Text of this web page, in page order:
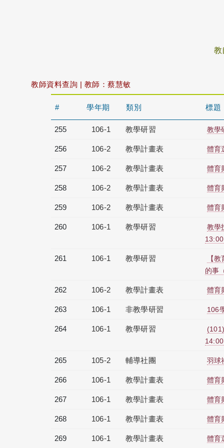
教
教師資料查詢 | 教師：蔡慧敏
# 學年期 類別 標題
255 106-1 教學研習 教學
256 106-2 教學計畫表 體育
257 106-2 教學計畫表 體育
258 106-2 教學計畫表 體育
259 106-2 教學計畫表 體育
260 106-1 教學研習
教學
261 106-1 教學研習
【
的事
262 106-2 教學計畫表 體育
263 106-1 非教學研習 106
264 106-1 教學研習
265 105-2 輔導社團 羽球
266 106-1 教學計畫表 體育
267 106-1 教學計畫表 體育
268 106-1 教學計畫表 體育
269 106-1 教學計畫表 體育